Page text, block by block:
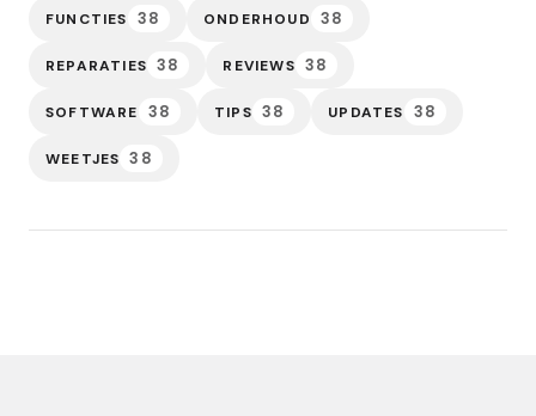
FUNCTIES 38 ONDERHOUD 38
REPARATIES 38 REVIEWS 38
SOFTWARE 38 TIPS 38 UPDATES 38
WEETJES 38